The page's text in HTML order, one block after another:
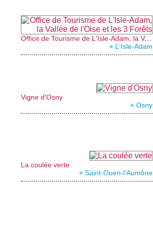
Office de Tourisme de L'Isle-Adam, la Vallée de l'Oise et les 3 Forêts
⌖ L'Isle-Adam
Vigne d'Osny
⌖ Osny
La coulée verte
⌖ Saint-Ouen-l'Aumône